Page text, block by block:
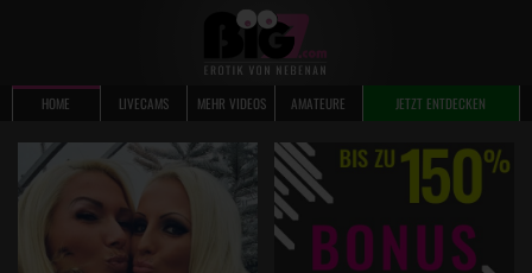
HOME LIVECAMS MEHR VIDEOS AMATEURE JETZT ENTDECKEN